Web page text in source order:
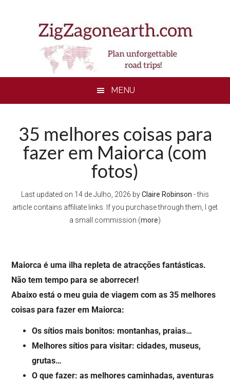
MENU
35 melhores coisas para
fazer em Maiorca (com
fotos)
Last updated on 14 de Julho, 2026 byClaire Robinson - this
article contains affiliate links. If you purchase through them, I get
a small commission (more)
Maiorca é uma ilha repleta de atracções fantásticas.
Não tem tempo para se aborrecer!
Abaixo está o meu guia de viagem com as 35 melhores
coisas para fazer em Maiorca:
Os sítios mais bonitos: montanhas, praias…
Melhores sítios para visitar: cidades, museus,
grutas…
O que fazer: as melhores caminhadas, aventuras